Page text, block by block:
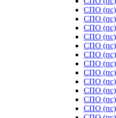
СПО (пс)
СПО (пс)
СПО (пс)
СПО (пс)
СПО (пс)
СПО (пс)
СПО (пс)
СПО (пс)
СПО (пс)
СПО (пс)
СПО (пс)
СПО (пс)